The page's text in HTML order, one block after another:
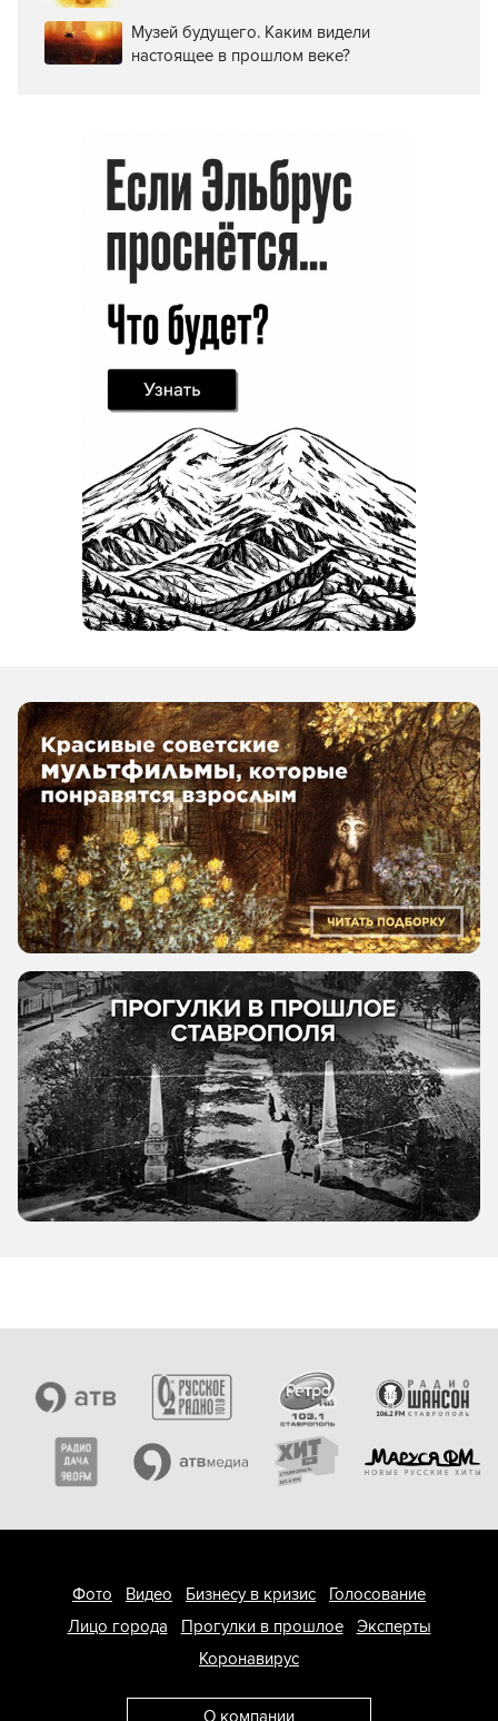
Музей будущего. Каким видели
настоящее в прошлом веке?
Фото Видео Бизнесу в кризис
Голосование
Лицо города
Прогулки в прошлое
Эксперты
Коронавирус
О компании